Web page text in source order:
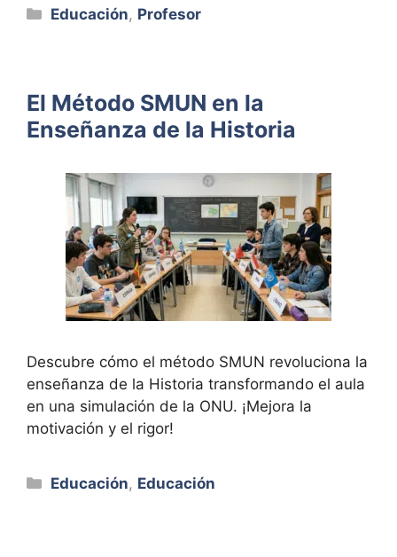
Categorías
Educación, Profesor
El Método SMUN en la
Enseñanza de la Historia
Descubre cómo el método SMUN revoluciona la
enseñanza de la Historia transformando el aula
en una simulación de la ONU. ¡Mejora la
motivación y el rigor!
Categorías
Educación, Educación